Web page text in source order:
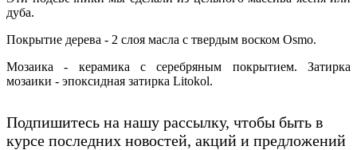
дуба.
Покрытие дерева - 2 слоя масла с твердым воском Osmo.
Мозаика - керамика с серебряным покрытием. Затирка
мозаики - эпоксидная затирка Litokol.
Подпишитесь на нашу рассылку, чтобы быть в
курсе последних новостей, акций и предложений